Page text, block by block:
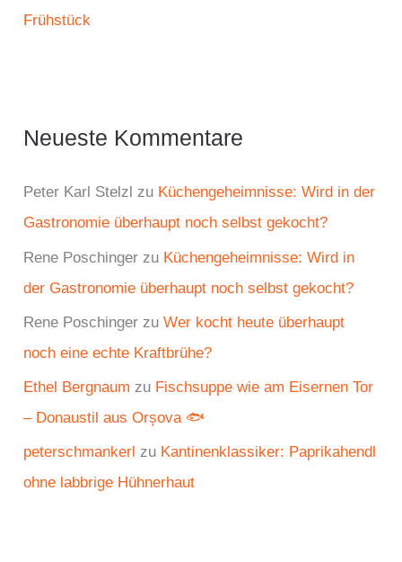
Frühstück
Neueste Kommentare
Peter Karl Stelzl zu Küchengeheimnisse: Wird in der
Gastronomie überhaupt noch selbst gekocht?
Rene Poschinger zu Küchengeheimnisse: Wird in
der Gastronomie überhaupt noch selbst gekocht?
Rene Poschinger zuWer kocht heute überhaupt
noch eine echte Kraftbrühe?
Ethel Bergnaum zu Fischsuppe wie am Eisernen Tor
– Donaustil aus Orșova 🐟
peterschmankerl zu Kantinenklassiker: Paprikahendl
ohne labbrige Hühnerhaut